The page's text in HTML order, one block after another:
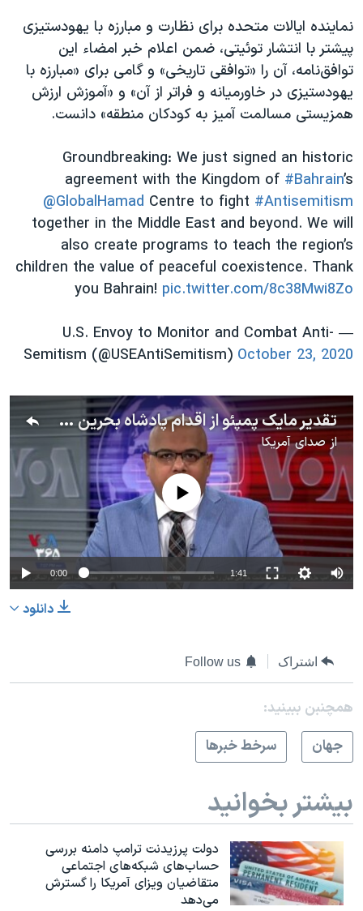
نماینده ایالات متحده برای نظارت و مبارزه با یهودستیزی
پیشتر با انتشار توئیتی، ضمن اعلام خبر امضاء این
توافق‌نامه، آن را «توافقی تاریخی» و گامی برای «مبارزه با
یهودستیزی در خاورمیانه و فراتر از آن» و «آموزش ارزش
همزیستی مسالمت آمیز به کودکان منطقه» دانست.
Groundbreaking: We just signed an historic
agreement with the Kingdom of #Bahrain’s
@GlobalHamad Centre to fight #Antisemitism
together in the Middle East and beyond. We will
also create programs to teach the region’s
children the value of peaceful coexistence. Thank
you Bahrain! pic.twitter.com/8c38Mwi8Zo
— U.S. Envoy to Monitor and Combat Anti-
Semitism (@USEAntiSemitism) October 23, 2020
تقدیر مایک پمپئو از اقدام پادشاه بحرین برای همکاری در مبارزه با یهودستیزی
ازصدای آمریکا
No media source currently available
0:00 1:41
دانلود
اشتراک Follow us
همچنبن ببینید:
جهان
سرخط خبرها
بیشتر بخوانید
دولت پرزیدنت ترامپ دامنه بررسی
حساب‌های شبکه‌های اجتماعی
متقاضیان ویزای آمریکا را گسترش
می‌دهد